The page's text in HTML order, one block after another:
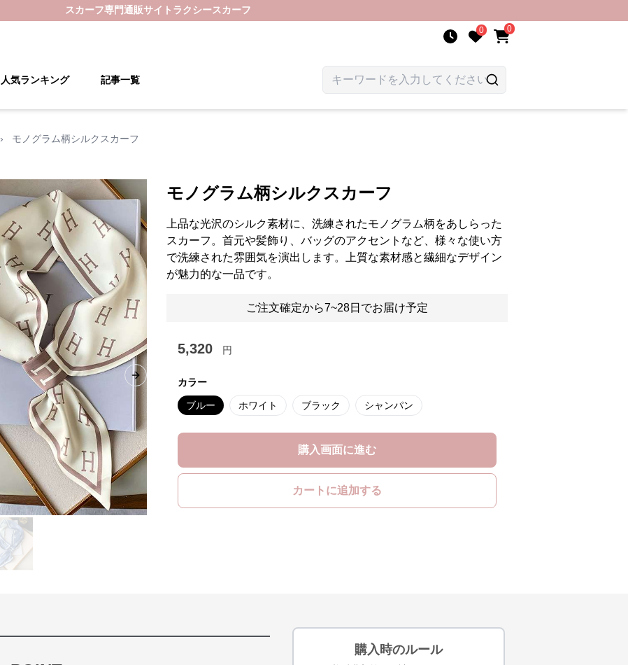
スカーフ専門通販サイト ラクシースカーフ
0 0
人気ランキング 記事一覧
› モノグラム柄シルクスカーフ
Next slide
モノグラム柄シルクスカーフ
上品な光沢のシルク素材に、洗練されたモノグラム柄をあしらった
スカーフ。首元や髪飾り、バッグのアクセントなど、様々な使い方
で洗練された雰囲気を演出します。上質な素材感と繊細なデザイン
が魅力的な一品です。
ご注文確定から7~28日でお届け予定
5,320 円
カラー
ブルー ホワイト ブラック シャンパン
購入画面に進む
カートに追加する
購入時のルール